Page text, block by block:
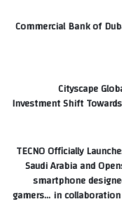
Commercial Bank of
Cityscape
Investment Shift
TECNO Officially
Saudi Arabia and
smartphone
gamers… in